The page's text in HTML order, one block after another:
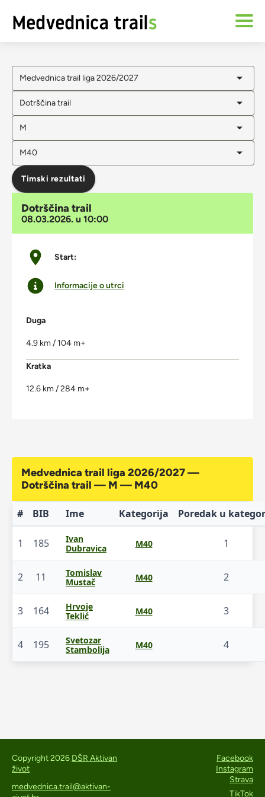
Medvednica trail liga 2026/2027
Dotrščina trail
M
M40
Timski rezultati
Dotrščina trail
08.03.2026. u 10:00
Start:
Informacije o utrci
Duga
4.9 km / 104 m+
Kratka
12.6 km / 284 m+
Medvednica trail liga 2026/2027 —
Dotrščina trail — M — M40
# BIB Ime Kategorija Poredak u
1 185
Ivan
Dubravica
M40 1
2 11
Tomislav
Mustač
M40 2
3 164
Hrvoje
Teklić
M40 3
4 195
Svetozar
Stambolija
M40 4
Copyright 2026 DŠR Aktivan
život
medvednica.trail@aktivan-
Facebook
Instagram
Strava
TikTok